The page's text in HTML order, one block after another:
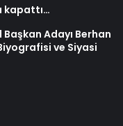
kapattı…
Adayı Berhan
ve Siyasi